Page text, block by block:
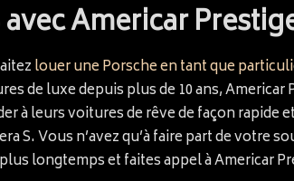
Americar
louer une Porsche en tant que
de luxe depuis plus de 10 ans, Americar
à leurs voitures de rêve de façon rapide
S. Vous n’avez qu’à faire part de votre
longtemps et faites appel à Americar